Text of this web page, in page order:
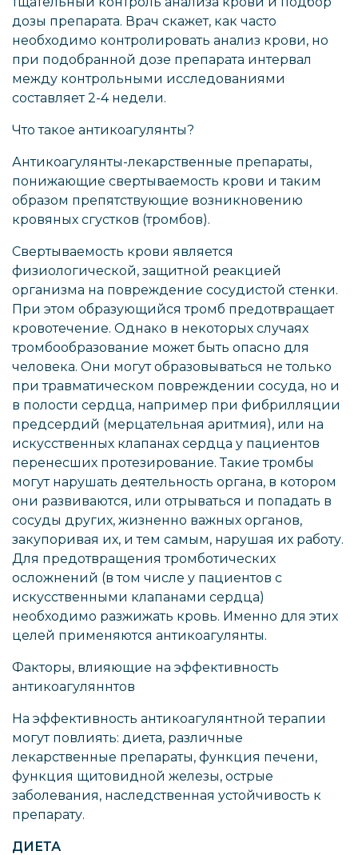
дозы препарата. Врач скажет, как часто
необходимо контролировать анализ крови, но
при подобранной дозе препарата интервал
между контрольными исследованиями
составляет 2-4 недели.
Что такое антикоагулянты?
Антикоагулянты-лекарственные препараты,
понижающие свертываемость крови и таким
образом препятствующие возникновению
кровяных сгустков (тромбов).
Свертываемость крови является
физиологической, защитной реакцией
организма на повреждение сосудистой стенки.
При этом образующийся тромб предотвращает
кровотечение. Однако в некоторых случаях
тромбообразование может быть опасно для
человека. Они могут образовываться не только
при травматическом повреждении сосуда, но и
в полости сердца, например при фибрилляции
предсердий (мерцательная аритмия), или на
искусственных клапанах сердца у пациентов
перенесших протезирование. Такие тромбы
могут нарушать деятельность органа, в котором
они развиваются, или отрываться и попадать в
сосуды других, жизненно важных органов,
закупоривая их, и тем самым, нарушая их работу.
Для предотвращения тромботических
осложнений (в том числе у пациентов с
искусственными клапанами сердца)
необходимо разжижать кровь. Именно для этих
целей применяются антикоагулянты.
Факторы, влияющие на эффективность
антикоагуляннтов
На эффективность антикоагулянтной терапии
могут повлиять: диета, различные
лекарственные препараты, функция печени,
функция щитовидной железы, острые
заболевания, наследственная устойчивость к
препарату.
ДИЕТА